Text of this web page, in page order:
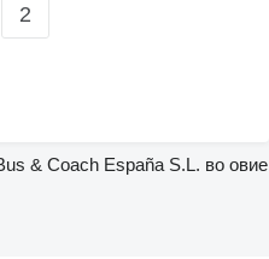
2
& Coach España S.L. во овие